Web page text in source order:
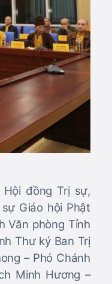
đồng Trị sự,
Giáo hội Phật
Văn phòng Tỉnh
Thư ký Ban Trị
– Phó Chánh
Minh Hương –